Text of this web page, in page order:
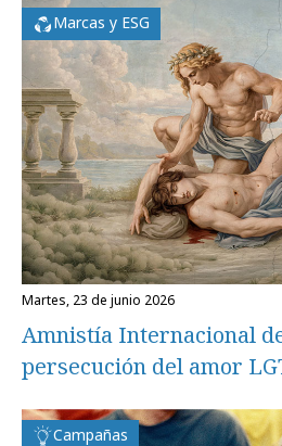
Marcas y ESG
martes, 23 de junio 2026
Amnistía Internacional
persecución del amor
Campañas